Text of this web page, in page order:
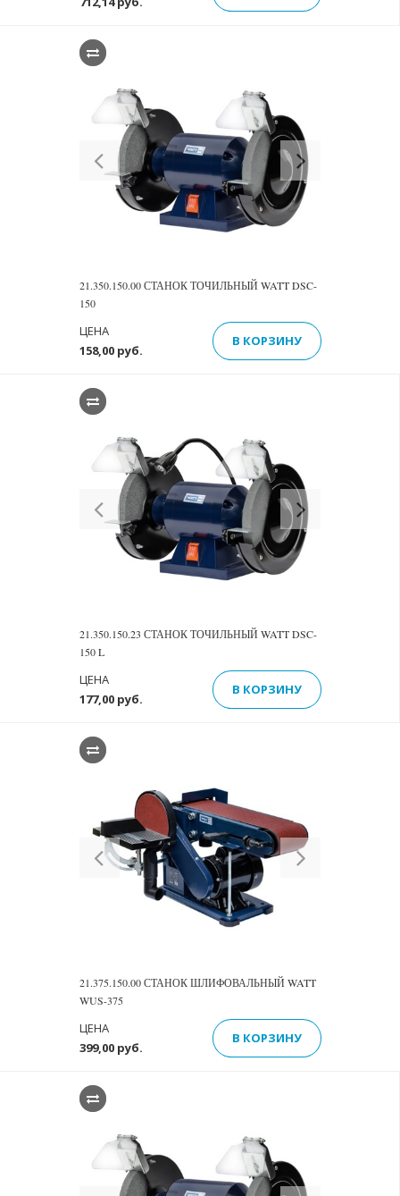
Previous Next
21.350.150.00 СТАНОК ТОЧИЛЬНЫЙ WATT DSC-
150
158,00 руб.
ЦЕНА
В КОРЗИНУ
Previous Next
21.350.150.23 СТАНОК ТОЧИЛЬНЫЙ WATT DSC-
150 L
177,00 руб.
ЦЕНА
В КОРЗИНУ
Previous Next
21.375.150.00 СТАНОК ШЛИФОВАЛЬНЫЙ WATT
WUS-375
399,00 руб.
ЦЕНА
В КОРЗИНУ